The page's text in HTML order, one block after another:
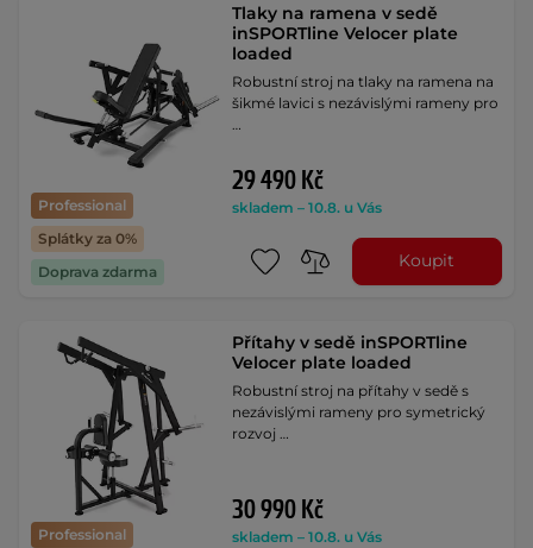
Professional
Splátky za 0%
Doprava zdarma
Tlaky na ramena v sedě
inSPORTline Velocer plate
loaded
Robustní stroj na tlaky na ramena na
šikmé lavici s nezávislými rameny pro
29 490 Kč
skladem – 10.8. u Vás
Koupit
Professional
Přítahy v sedě inSPORTline
Velocer plate loaded
Robustní stroj na přítahy v sedě s
nezávislými rameny pro symetrický
rozvoj …
30 990 Kč
skladem – 10.8. u Vás